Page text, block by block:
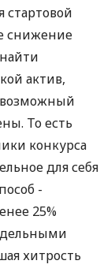
стартовой
снижение
актив,
возможный
То есть
конкурса
для себя
-
25%
хитрость